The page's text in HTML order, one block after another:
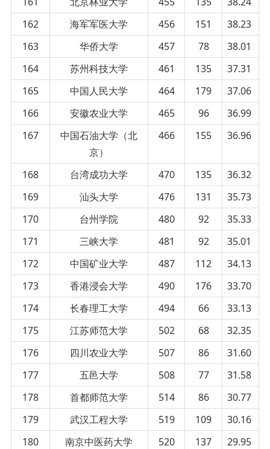
162
海军军医大学 456 151
38.23
163
华侨大学 457 78
38.01
164
苏州科技大学 461 135
37.31
165
中国人民大学 464 179
37.06
166
安徽农业大学 465 96
36.99
167
中国石油大学（北
京）
466 155 36.96
168 台湾成功大学 470 135
36.32
169
汕头大学 476 131
35.73
170
台州学院 480 92
35.33
171
三峡大学 481 92
35.01
172
中国矿业大学 487 112
34.13
173
香港浸会大学 490 176
33.70
174
长春理工大学 494 66
33.13
175
江苏师范大学 502 68
32.35
176
四川农业大学 507 86
31.60
177
五邑大学 508 77
31.58
178
首都师范大学 514 86
30.77
179
武汉工程大学 519 109
30.16
180
南京中医药大学 520 137
29.95